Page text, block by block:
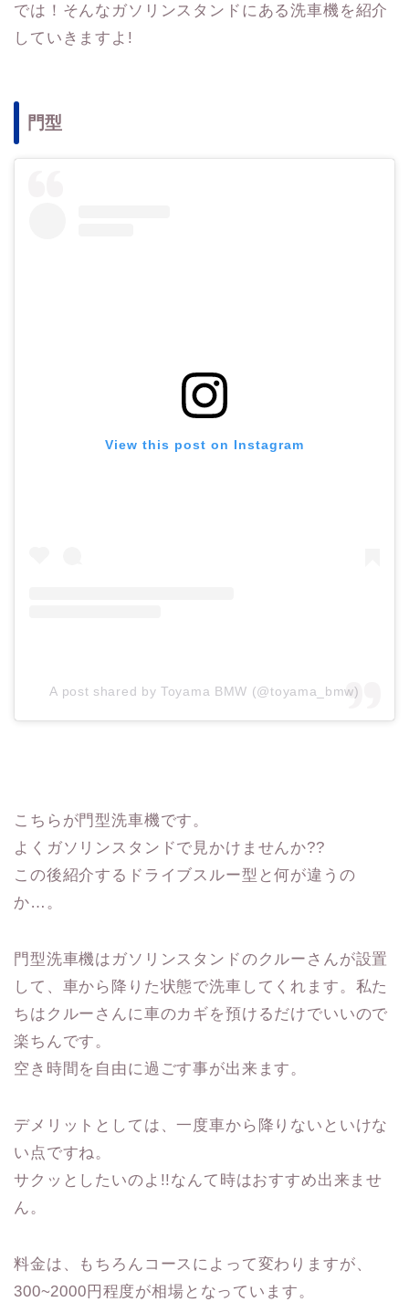
では！そんなガソリンスタンドにある洗車機を紹介
していきますよ!
門型
View this post on Instagram
A post shared by Toyama BMW (@toyama_bmw)
こちらが門型洗車機です。
よくガソリンスタンドで見かけませんか??
この後紹介するドライブスルー型と何が違うの
か…。
門型洗車機はガソリンスタンドのクルーさんが設置
して、車から降りた状態で洗車してくれます。私た
ちはクルーさんに車のカギを預けるだけでいいので
楽ちんです。
空き時間を自由に過ごす事が出来ます。
デメリットとしては、一度車から降りないといけな
い点ですね。
サクッとしたいのよ!!なんて時はおすすめ出来ませ
ん。
料金は、もちろんコースによって変わりますが、
300~2000円程度が相場となっています。